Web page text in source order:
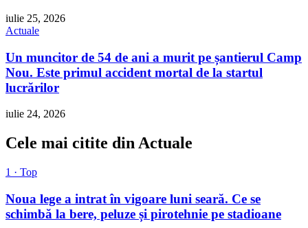
iulie 25, 2026
Actuale
Un muncitor de 54 de ani a murit pe șantierul Camp
Nou. Este primul accident mortal de la startul
lucrărilor
iulie 24, 2026
Cele mai citite din Actuale
1 · Top
Noua lege a intrat în vigoare luni seară. Ce se
schimbă la bere, peluze și pirotehnie pe stadioane